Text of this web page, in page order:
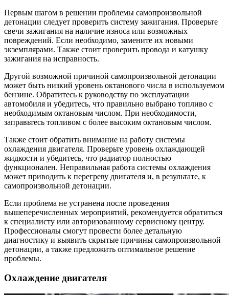
Первым шагом в решении проблемы самопроизвольной
детонации следует проверить систему зажигания. Проверьте
свечи зажигания на наличие износа или возможных
повреждений. Если необходимо, замените их новыми
экземплярами. Также стоит проверить провода и катушку
зажигания на исправность.
Другой возможной причиной самопроизвольной детонации
может быть низкий уровень октанового числа в используемом
бензине. Обратитесь к руководству по эксплуатации
автомобиля и убедитесь, что правильно выбрано топливо с
необходимым октановым числом. При необходимости,
заправьтесь топливом с более высоким октановым числом.
Также стоит обратить внимание на работу системы
охлаждения двигателя. Проверьте уровень охлаждающей
жидкости и убедитесь, что радиатор полностью
функционален. Неправильная работа системы охлаждения
может приводить к перегреву двигателя и, в результате, к
самопроизвольной детонации.
Если проблема не устранена после проведения
вышеперечисленных мероприятий, рекомендуется обратиться
к специалисту или авторизованному сервисному центру.
Профессионалы смогут провести более детальную
диагностику и выявить скрытые причины самопроизвольной
детонации, а также предложить оптимальное решение
проблемы.
Охлаждение двигателя